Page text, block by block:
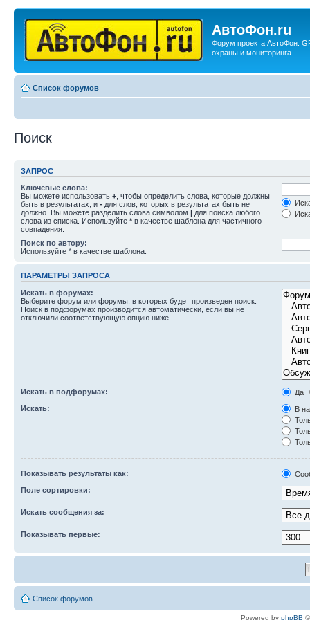
АвтоФон.ru
Форум проекта АвтоФон.
охраны и мониторинга.
Список форумов
Поиск
ЗАПРОС
Ключевые слова:
Вы можете использовать + , чтобы определить слова, которые должны
быть в результатах, и - для слов, которых в результатах быть не
должно. Вы можете разделить слова символом | для поиска любого
слова из списка. Используйте * в качестве шаблона для частичного
совпадения.
Поиск по автору:
Используйте * в качестве шаблона.
ПАРАМЕТРЫ ЗАПРОСА
Искать в форумах:
Выберите форум или форумы, в которых будет произведен поиск.
Поиск в подфорумах производится автоматически, если вы не
отключили соответствующую опцию ниже.
Искать в подфорумах:
Да
Искать:
В
Показывать результаты как:
Поле сортировки:
Искать сообщения за:
Показывать первые:
Список форумов
Powered by phpBB